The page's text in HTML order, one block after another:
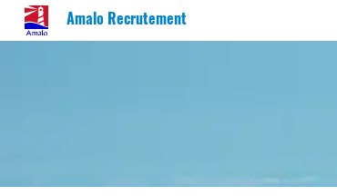
Amalo Recrutement